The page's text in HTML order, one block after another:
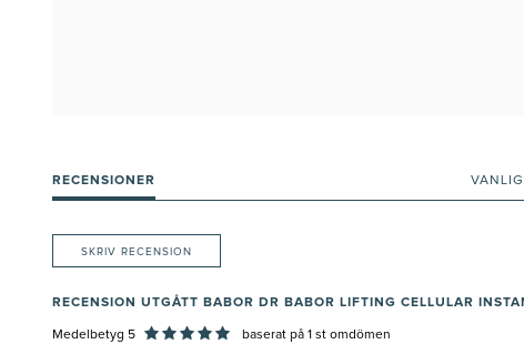
RECENSIONER
SKRIV RECENSION
RECENSION UTGÅTT BABOR DR BABOR LIFTING CELLULAR
Medelbetyg 5 baserat på 1 st omdömen